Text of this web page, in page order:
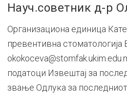
Науч.советник д-р
Организациона единица
превентивна стоматологија
податоци Извештај за
звање Одлука за